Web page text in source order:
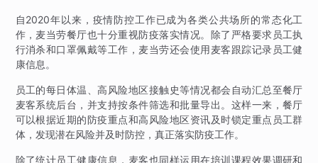
自2020年以来，疫情防控工作已成为各类公共场所的常态化工
作，麦当劳餐厅也十分重视防疫落实情况。除了严格要求员工执
行消杀和口罩佩戴等工作，麦当劳还会使用麦客跟踪记录员工健
康信息。
员工的每日体温、高风险地区接触史等情况都会自动汇总至餐厅
麦客系统后台，并支持按条件筛选和批量导出。这样一来，餐厅
可以根据近期的防疫重点和高风险地区资讯及时锁定重点员工群
体，发现潜在风险并及时防控，真正落实防疫工作。
除了统计员工健康信息，麦客也同样运用在培训课程效果调研和